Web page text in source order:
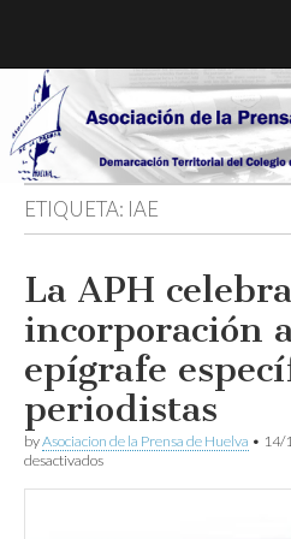
de la
Prensa
Huelva
ETIQUETA: IAE
La APH
incorporación
epígrafe
periodistas
byAsociacion de la Prensa de Huelva • 14/
desactivadosen